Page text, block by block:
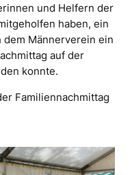
und Helfern der
haben, ein
dem Männerverein ein
auf der
konnte.
Familiennachmittag